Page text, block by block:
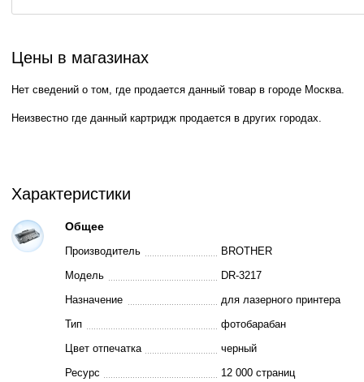
Цены в магазинах
Нет сведений о том, где продается данный товар в городе Москва.
Неизвестно где данный картридж продается в других городах.
Характеристики
Общее
Производитель
BROTHER
Модель
DR-3217
Назначение
для лазерного принтера
Тип
фотобарабан
Цвет отпечатка
черный
Ресурс
12 000 страниц